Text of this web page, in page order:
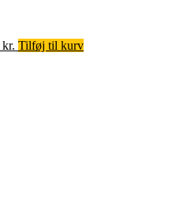
kr. Den
Tilføj til kurv